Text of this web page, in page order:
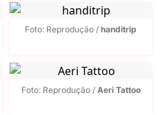
Foto: Reprodução / handitrip
Foto: Reprodução / Aeri Tattoo